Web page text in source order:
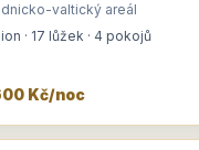
valtický areál
· 17 lůžek · 4 pokojů
Kč/noc